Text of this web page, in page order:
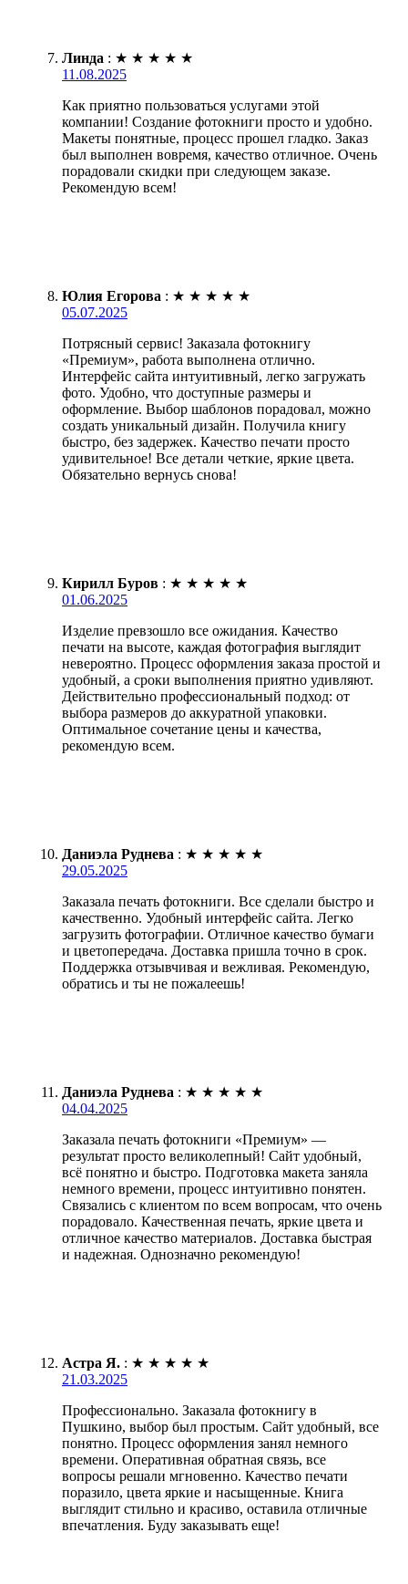
Линда : ★ ★ ★ ★ ★
11.08.2025
Как приятно пользоваться услугами этой
компании! Создание фотокниги просто и удобно.
Макеты понятные, процесс прошел гладко. Заказ
был выполнен вовремя, качество отличное. Очень
порадовали скидки при следующем заказе.
Рекомендую всем!
Юлия Егорова : ★ ★ ★ ★ ★
05.07.2025
Потрясный сервис! Заказала фотокнигу
«Премиум», работа выполнена отлично.
Интерфейс сайта интуитивный, легко загружать
фото. Удобно, что доступные размеры и
оформление. Выбор шаблонов порадовал, можно
создать уникальный дизайн. Получила книгу
быстро, без задержек. Качество печати просто
удивительное! Все детали четкие, яркие цвета.
Обязательно вернусь снова!
Кирилл Буров : ★ ★ ★ ★ ★
01.06.2025
Изделие превзошло все ожидания. Качество
печати на высоте, каждая фотография выглядит
невероятно. Процесс оформления заказа простой и
удобный, а сроки выполнения приятно удивляют.
Действительно профессиональный подход: от
выбора размеров до аккуратной упаковки.
Оптимальное сочетание цены и качества,
рекомендую всем.
Даниэла Руднева : ★ ★ ★ ★ ★
29.05.2025
Заказала печать фотокниги. Все сделали быстро и
качественно. Удобный интерфейс сайта. Легко
загрузить фотографии. Отличное качество бумаги
и цветопередача. Доставка пришла точно в срок.
Поддержка отзывчивая и вежливая. Рекомендую,
обратись и ты не пожалеешь!
Даниэла Руднева : ★ ★ ★ ★ ★
04.04.2025
Заказала печать фотокниги «Премиум» —
результат просто великолепный! Сайт удобный,
всё понятно и быстро. Подготовка макета заняла
немного времени, процесс интуитивно понятен.
Связались с клиентом по всем вопросам, что очень
порадовало. Качественная печать, яркие цвета и
отличное качество материалов. Доставка быстрая
и надежная. Однозначно рекомендую!
Астра Я. : ★ ★ ★ ★ ★
21.03.2025
Профессионально. Заказала фотокнигу в
Пушкино, выбор был простым. Сайт удобный, все
понятно. Процесс оформления занял немного
времени. Оперативная обратная связь, все
вопросы решали мгновенно. Качество печати
поразило, цвета яркие и насыщенные. Книга
выглядит стильно и красиво, оставила отличные
впечатления. Буду заказывать еще!